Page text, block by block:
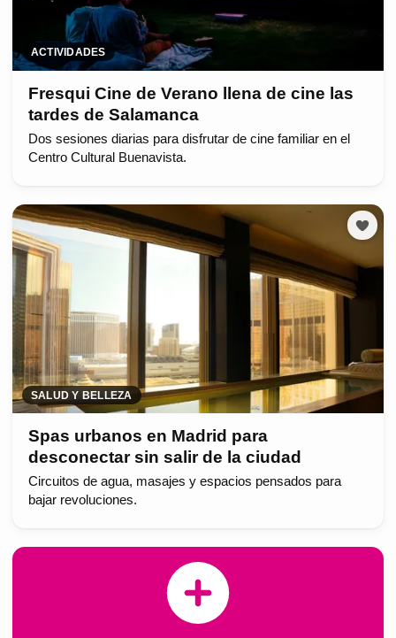
ACTIVIDADES
Fresqui Cine de Verano llena de cine las
tardes de Salamanca
Dos sesiones diarias para disfrutar de cine familiar en el
Centro Cultural Buenavista.
SALUD Y BELLEZA
Spas urbanos en Madrid para
desconectar sin salir de la ciudad
Circuitos de agua, masajes y espacios pensados para
bajar revoluciones.